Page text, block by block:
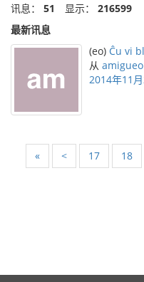
讯息： 51 显示： 216599
最新讯息
(eo) Ĉu vi
从 amigueo
2014年11
« < 17 18